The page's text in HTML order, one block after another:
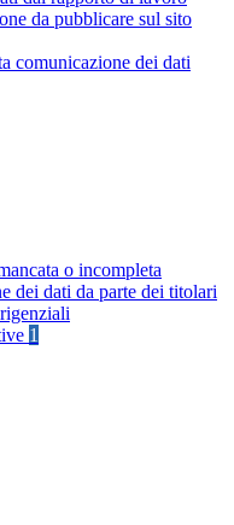
da pubblicare sul sito
comunicazione dei dati
o incompleta
dei dati da parte dei titolari
1